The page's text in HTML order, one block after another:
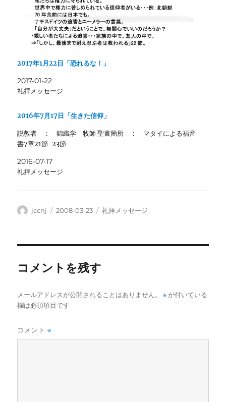
2017年1月22日「恐れるな！」
2017-01-22
礼拝メッセージ
2016年7月17日「生きた信仰」
説教者 ： 錦織学 牧師 聖書箇所 ： マタイによる福音
書7章21節-23節
2016-07-17
礼拝メッセージ
投
jccnj
投
2008-03-23
カ
礼拝メッセージ
コメントを残す
メールアドレスが公開されることはありません。 ※ が付いている
欄は必須項目です
コメント※